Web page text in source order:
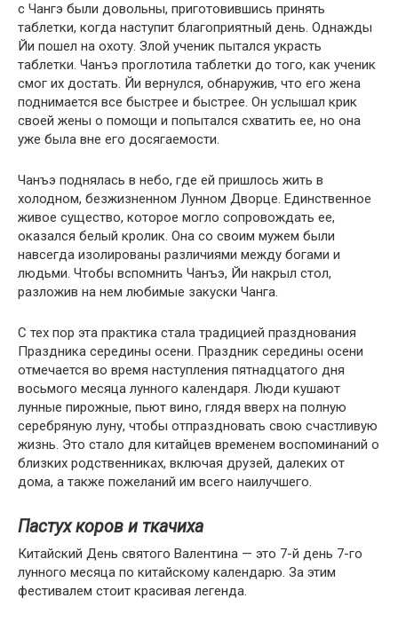
с Чангэ были довольны, приготовившись принять
таблетки, когда наступит благоприятный день. Однажды
Йи пошел на охоту. Злой ученик пытался украсть
таблетки. Чанъэ проглотила таблетки до того, как ученик
смог их достать. Йи вернулся, обнаружив, что его жена
поднимается все быстрее и быстрее. Он услышал крик
своей жены о помощи и попытался схватить ее, но она
уже была вне его досягаемости.
Чанъэ поднялась в небо, где ей пришлось жить в
холодном, безжизненном Лунном Дворце. Единственное
живое существо, которое могло сопровождать ее,
оказался белый кролик. Она со своим мужем были
навсегда изолированы различиями между богами и
людьми. Чтобы вспомнить Чанъэ, ​​Йи накрыл стол,
разложив на нем любимые закуски Чанга.
С тех пор эта практика стала традицией празднования
Праздника середины осени. Праздник середины осени
отмечается во время наступления пятнадцатого дня
восьмого месяца лунного календаря. Люди кушают
лунные пирожные, пьют вино, глядя вверх на полную
серебряную луну, чтобы отпраздновать свою счастливую
жизнь. Это стало для китайцев временем воспоминаний о
близких родственниках, включая друзей, далеких от
дома, а также пожеланий им всего наилучшего.
Пастух коров и ткачиха
Китайский День святого Валентина — это 7-й день 7-го
лунного месяца по китайскому календарю. За этим
фестивалем стоит красивая легенда.